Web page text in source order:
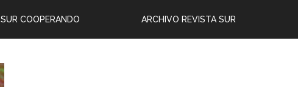
ARCHIVO REVISTA SUR
SUR COOPERANDO